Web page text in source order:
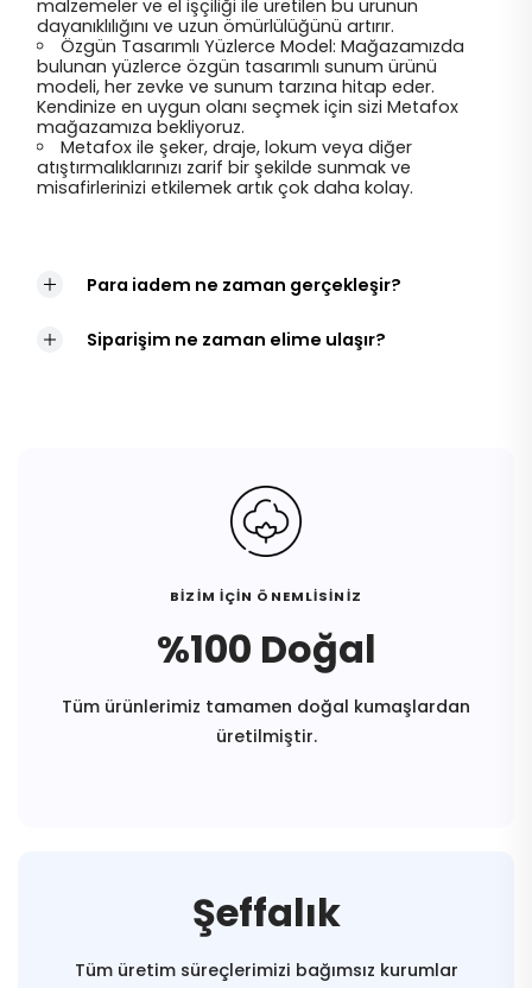
malzemeler ve el işçiliği ile üretilen bu ürünün
dayanıklılığını ve uzun ömürlülüğünü artırır.
Özgün Tasarımlı Yüzlerce Model: Mağazamızda
bulunan yüzlerce özgün tasarımlı sunum ürünü
modeli, her zevke ve sunum tarzına hitap eder.
Kendinize en uygun olanı seçmek için sizi Metafox
mağazamıza bekliyoruz.
Metafox ile şeker, draje, lokum veya diğer
atıştırmalıklarınızı zarif bir şekilde sunmak ve
misafirlerinizi etkilemek artık çok daha kolay.
Para iadem ne zaman gerçekleşir?
Siparişim ne zaman elime ulaşır?
BİZİM İÇİN ÖNEMLİSİNİZ
%100 Doğal
Tüm ürünlerimiz tamamen doğal kumaşlardan
üretilmiştir.
Şeffalık
Tüm üretim süreçlerimizi bağımsız kurumlar